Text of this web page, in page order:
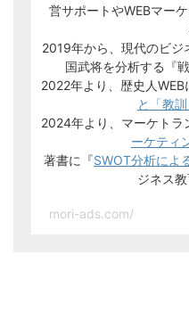
営サポートやWEBマー
2019年から、現代のビジ
国武将を分析する『
2022年より、歴史人WEB
と「教訓
2024年より、マーケトラ
ーケティ
著書に『SWOT分析によ
ジネス教
mori-ads.com/